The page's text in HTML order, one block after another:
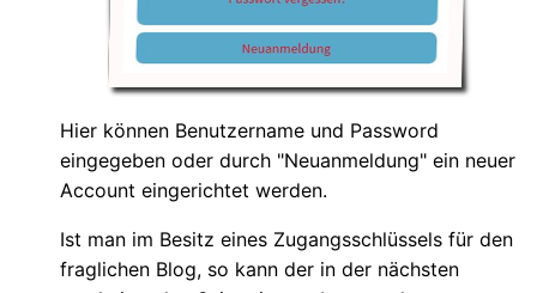
Hier können Benutzername und Password
eingegeben oder durch "Neuanmeldung" ein neuer
Account eingerichtet werden.
Ist man im Besitz eines Zugangsschlüssels für den
fraglichen Blog, so kann der in der nächsten